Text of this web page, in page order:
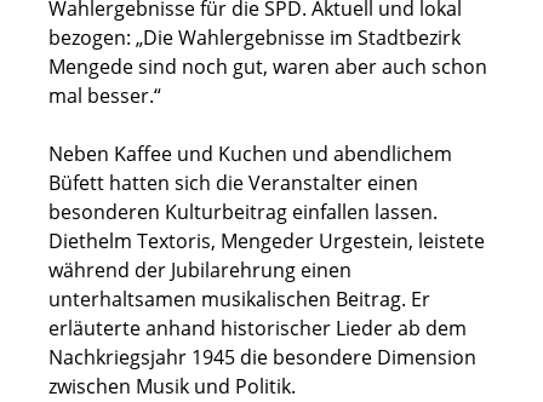
Wahlergebnisse für die SPD. Aktuell und lokal
bezogen: „Die Wahlergebnisse im Stadtbezirk
Mengede sind noch gut, waren aber auch schon
mal besser.“
Neben Kaffee und Kuchen und abendlichem
Büfett hatten sich die Veranstalter einen
besonderen Kulturbeitrag einfallen lassen.
Diethelm Textoris, Mengeder Urgestein, leistete
während der Jubilarehrung einen
unterhaltsamen musikalischen Beitrag. Er
erläuterte anhand historischer Lieder ab dem
Nachkriegsjahr 1945 die besondere Dimension
zwischen Musik und Politik.